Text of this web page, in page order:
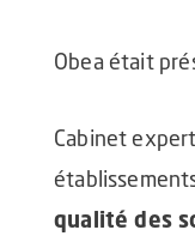
Obea était
Cabinet
qualité des